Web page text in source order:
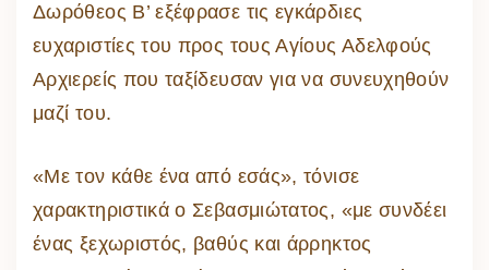
Δωρόθεος Β’ εξέφρασε τις εγκάρδιες
ευχαριστίες του προς τους Αγίους Αδελφούς
Αρχιερείς που ταξίδευσαν για να συνευχηθούν
μαζί του.
«Με τον κάθε ένα από εσάς», τόνισε
χαρακτηριστικά ο Σεβασμιώτατος, «με συνδέει
ένας ξεχωριστός, βαθύς και άρρηκτος